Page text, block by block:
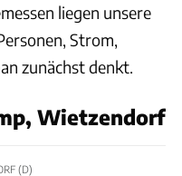
liegen unsere
Strom,
zunächst denkt.
Wietzendorf
(D)